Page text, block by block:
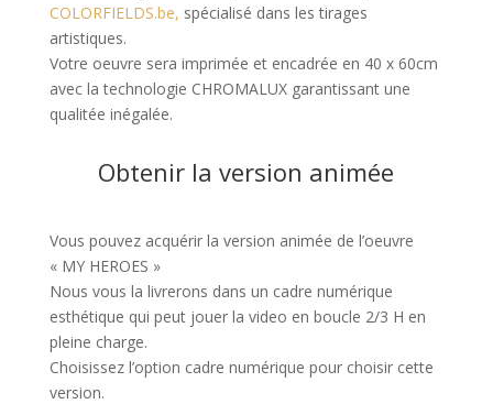
COLORFIELDS.be, spécialisé dans les tirages
artistiques.
Votre oeuvre sera imprimée et encadrée en 40 x 60cm
avec la technologie CHROMALUX garantissant une
qualitée inégalée.
Obtenir la version animée
Vous pouvez acquérir la version animée de l’oeuvre
« MY HEROES »
Nous vous la livrerons dans un cadre numérique
esthétique qui peut jouer la video en boucle 2/3 H en
pleine charge.
Choisissez l’option cadre numérique pour choisir cette
version.